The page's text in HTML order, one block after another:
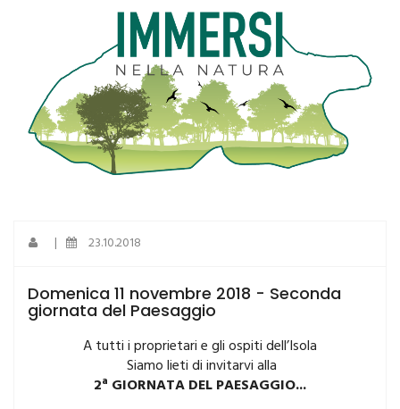
| 23.10.2018
Domenica 11 novembre 2018 - Seconda
giornata del Paesaggio
A tutti i proprietari e gli ospiti dell’Isola
Siamo lieti di invitarvi alla
2a GIORNATA DEL PAESAGGIO...